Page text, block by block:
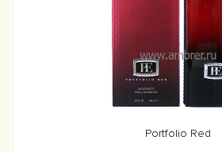
Portfolio Red